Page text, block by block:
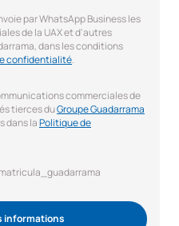
par WhatsApp Business les
de la UAX et d'autres
dans les conditions
confidentialité.
commerciales de
tierces duGroupe Guadarrama
dans laPolitique de
informations